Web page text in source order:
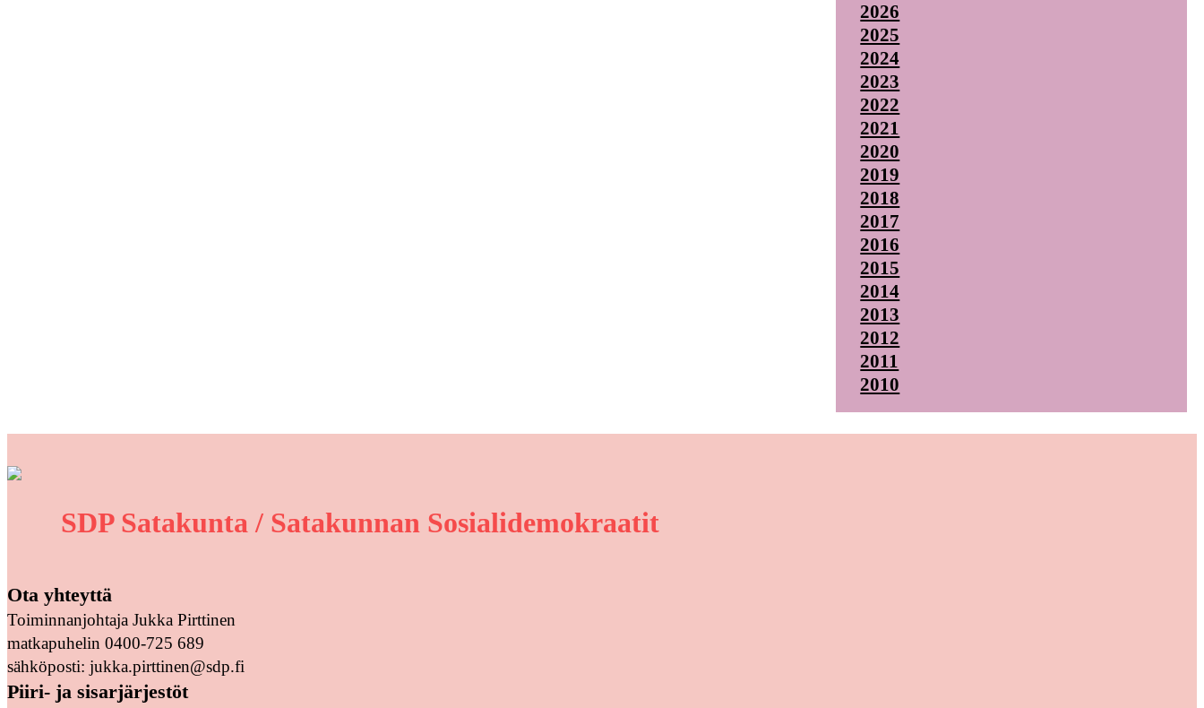
2026
2025
2024
2023
2022
2021
2020
2019
2018
2017
2016
2015
2014
2013
2012
2011
2010
SDP Satakunta / Satakunnan Sosialidemokraatit
Ota yhteyttä
Toiminnanjohtaja Jukka Pirttinen
matkapuhelin 0400-725 689
sähköposti: jukka.pirttinen@sdp.fi
Piiri- ja sisarjärjestöt